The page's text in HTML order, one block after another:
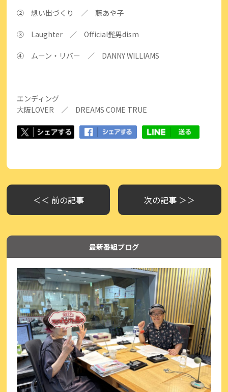
② 想い出づくり ／ 藤あや子
③ Laughter ／ Official髭男dism
④ ムーン・リバー ／ DANNY WILLIAMS
エンディング
大阪LOVER ／ DREAMS COME TRUE
＜＜ 前の記事 次の記事 ＞＞
最新番組ブログ